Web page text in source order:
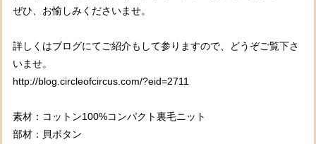
ぜひ、お愉しみくださいませ。
詳しくはブログにてご紹介もして参りますので、どうぞご覧下さ
いませ。
http://blog.circleofcircus.com/?eid=2711
素材：コットン100%コンパクト裏毛ニット
部材：貝ボタン